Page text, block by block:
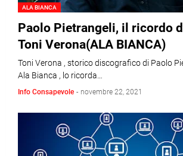
ALA BIANCA
Paolo Pietrangeli, il ricordo
Toni Verona(ALA BIANCA)
Toni Verona , storico discografico di Paolo
Ala Bianca , lo ricorda…
Info Consapevole - novembre 22, 2021